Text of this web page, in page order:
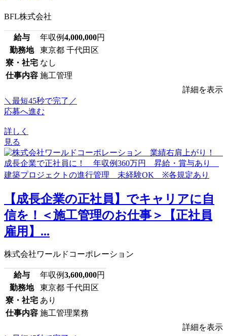
BFL株式会社
給与 年収例4,000,000円
勤務地
東京都 千代田区
寮・社宅 なし
仕事内容 施工管理
詳細を表示
＼最短45秒で完了／
応募へ進む
詳しく
見る
【成長企業の正社員】でキャリアに自
信を！＜施工管理のお仕事＞【正社員
雇用】...
株式会社ワールドコーポレーション
給与 年収例3,600,000円
勤務地
東京都 千代田区
寮・社宅 あり
仕事内容 施工管理業務
詳細を表示